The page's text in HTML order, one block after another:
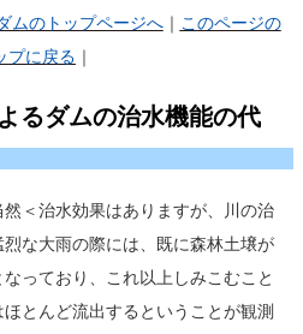
ムのトップページへ｜ このページの
プに戻る ｜
るダムの治水機能の代
＜治水効果はありますが、川の治
な大雨の際には、既に森林土壌が
っており、これ以上しみこむこと
とんど流出するということが観測